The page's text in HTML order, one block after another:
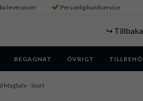
leveranser Personlig kundservice
↪️ Tillbaka
BEGAGNAT ÖVRIGT
MagSafe - Svart